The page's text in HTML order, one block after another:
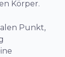
Körper.
Punkt,